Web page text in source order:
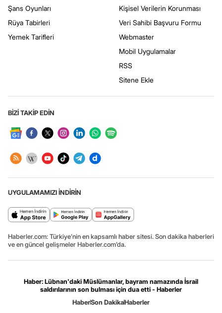
Şans Oyunları
Rüya Tabirleri
Yemek Tarifleri
Kişisel Verilerin Korunması
Veri Sahibi Başvuru Formu
Webmaster
Mobil Uygulamalar
RSS
Sitene Ekle
BİZİ TAKİP EDİN
UYGULAMAMIZI İNDİRİN
Haberler.com: Türkiye’nin en kapsamlı haber sitesi. Son dakika haberleri
ve en güncel gelişmeler Haberler.com’da.
Haber: Lübnan'daki Müslümanlar, bayram namazında İsrail
saldırılarının son bulması için dua etti - Haberler
HaberSon DakikaHaberler